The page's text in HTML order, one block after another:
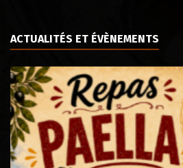
ACTUALITÉS ET ÉVÈNEMENTS